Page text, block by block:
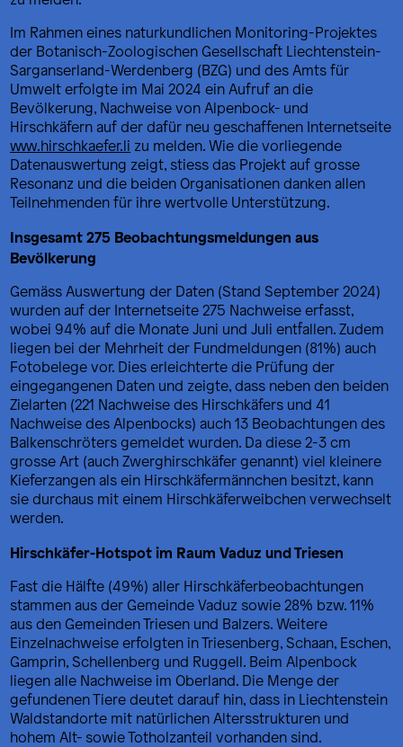
Im Rahmen eines naturkundlichen Monitoring-Projektes
der Botanisch-Zoologischen Gesellschaft Liechtenstein-
Sarganserland-Werdenberg (BZG) und des Amts für
Umwelt erfolgte im Mai 2024 ein Aufruf an die
Bevölkerung, Nachweise von Alpenbock- und
Hirschkäfern auf der dafür neu geschaffenen Internetseite
www.hirschkaefer.li zu melden. Wie die vorliegende
Datenauswertung zeigt, stiess das Projekt auf grosse
Resonanz und die beiden Organisationen danken allen
Teilnehmenden für ihre wertvolle Unterstützung.
Insgesamt 275 Beobachtungsmeldungen aus
Bevölkerung
Gemäss Auswertung der Daten (Stand September 2024)
wurden auf der Internetseite 275 Nachweise erfasst,
wobei 94% auf die Monate Juni und Juli entfallen. Zudem
liegen bei der Mehrheit der Fundmeldungen (81%) auch
Fotobelege vor. Dies erleichterte die Prüfung der
eingegangenen Daten und zeigte, dass neben den beiden
Zielarten (221 Nachweise des Hirschkäfers und 41
Nachweise des Alpenbocks) auch 13 Beobachtungen des
Balkenschröters gemeldet wurden. Da diese 2-3 cm
grosse Art (auch Zwerghirschkäfer genannt) viel kleinere
Kieferzangen als ein Hirschkäfermännchen besitzt, kann
sie durchaus mit einem Hirschkäferweibchen verwechselt
werden.
Hirschkäfer-Hotspot im Raum Vaduz und Triesen
Fast die Hälfte (49%) aller Hirschkäferbeobachtungen
stammen aus der Gemeinde Vaduz sowie 28% bzw. 11%
aus den Gemeinden Triesen und Balzers. Weitere
Einzelnachweise erfolgten in Triesenberg, Schaan, Eschen,
Gamprin, Schellenberg und Ruggell. Beim Alpenbock
liegen alle Nachweise im Oberland. Die Menge der
gefundenen Tiere deutet darauf hin, dass in Liechtenstein
Waldstandorte mit natürlichen Altersstrukturen und
hohem Alt- sowie Totholzanteil vorhanden sind.